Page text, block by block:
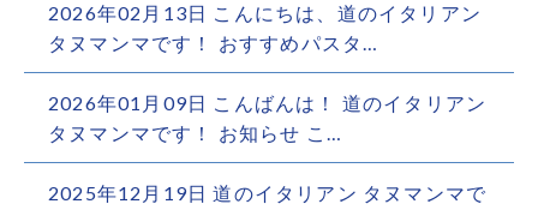
2026年02月13日 こんにちは、道のイタリアン
タヌマンマです！ おすすめパスタ…
2026年01月09日 こんばんは！ 道のイタリアン
タヌマンマです！ お知らせ こ…
2025年12月19日 道のイタリアン タヌマンマで